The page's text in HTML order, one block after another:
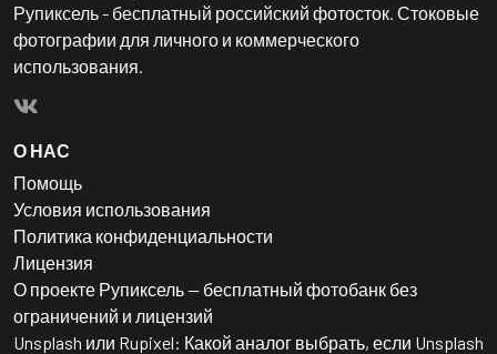
Рупиксель - бесплатный российский фотосток. Стоковые
фотографии для личного и коммерческого
использования.
О НАС
Помощь
Условия использования
Политика конфиденциальности
Лицензия
О проекте Рупиксель — бесплатный фотобанк без
ограничений и лицензий
Unsplash или Rupixel: Какой аналог выбрать, если Unsplash